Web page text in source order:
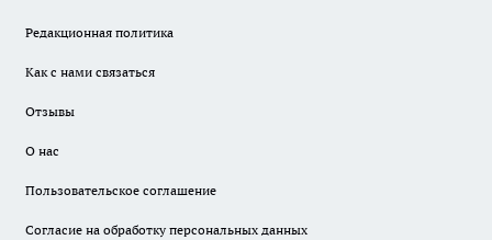
Редакционная политика
Как с нами связаться
Отзывы
О нас
Пользовательское соглашение
Согласие на обработку персональных данных